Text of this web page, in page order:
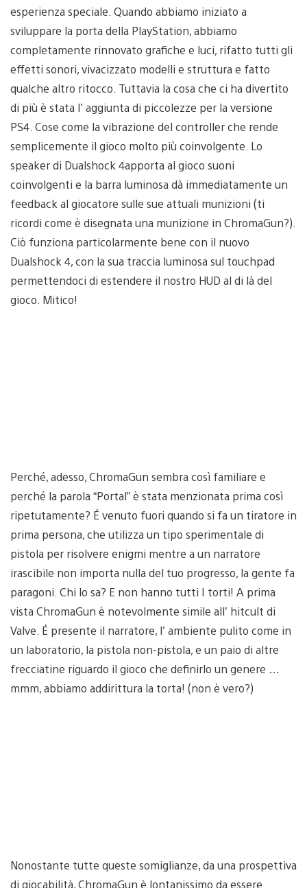
esperienza speciale. Quando abbiamo iniziato a
sviluppare la porta della PlayStation, abbiamo
completamente rinnovato grafiche e luci, rifatto tutti gli
effetti sonori, vivacizzato modelli e struttura e fatto
qualche altro ritocco. Tuttavia la cosa che ci ha divertito
di più è stata l’ aggiunta di piccolezze per la versione
PS4. Cose come la vibrazione del controller che rende
semplicemente il gioco molto più coinvolgente. Lo
speaker di Dualshock 4apporta al gioco suoni
coinvolgenti e la barra luminosa dà immediatamente un
feedback al giocatore sulle sue attuali munizioni (ti
ricordi come è disegnata una munizione in ChromaGun?).
Ciò funziona particolarmente bene con il nuovo
Dualshock 4, con la sua traccia luminosa sul touchpad
permettendoci di estendere il nostro HUD al di là del
gioco. Mitico!
Perché, adesso, ChromaGun sembra così familiare e
perché la parola “Portal” è stata menzionata prima così
ripetutamente? É venuto fuori quando si fa un tiratore in
prima persona, che utilizza un tipo sperimentale di
pistola per risolvere enigmi mentre a un narratore
irascibile non importa nulla del tuo progresso, la gente fa
paragoni. Chi lo sa? E non hanno tutti I torti! A prima
vista ChromaGun è notevolmente simile all’ hitcult di
Valve. É presente il narratore, l’ ambiente pulito come in
un laboratorio, la pistola non-pistola, e un paio di altre
frecciatine riguardo il gioco che definirlo un genere …
mmm, abbiamo addirittura la torta! (non è vero?)
Nonostante tutte queste somiglianze, da una prospettiva
di giocabilità, ChromaGun è lontanissimo da essere